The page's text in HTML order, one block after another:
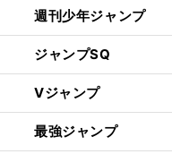
週刊少年ジャンプ
ジャンプSQ
Vジャンプ
最強ジャンプ